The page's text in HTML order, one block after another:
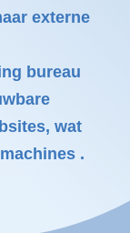
externe
bureau
wat
.